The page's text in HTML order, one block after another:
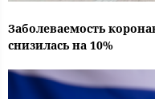
Заболеваемость
снизилась на 10%